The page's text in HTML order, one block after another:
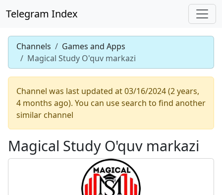
Telegram Index
Channels
Games and Apps
Magical Study O'quv markazi
Channel was last updated at 03/16/2024 (2 years,
4 months ago). You can use search to find another
similar channel
Magical Study O'quv markazi